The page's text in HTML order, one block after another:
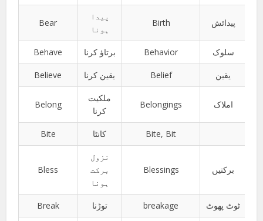
Bear
پیدا
ہونا
Birth پیدائش
Behave برتاؤ کرنا Behavior سلوک
Believe یقین کرنا Belief یقین
Belong
ملکیت
کرنا
Belongings املاک
Bite کانٹا Bite, Bit
Bless
نزول
برکت
ہونا
Blessings برکتیں
Break توڑنا breakage ٹوٹ پھوٹ